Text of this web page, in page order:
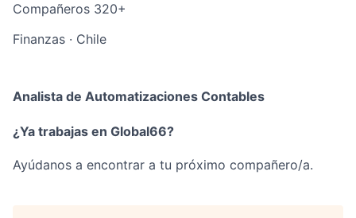
Compañeros 320+
Finanzas · Chile
Analista de Automatizaciones Contables
¿Ya trabajas en Global66?
Ayúdanos a encontrar a tu próximo compañero/a.